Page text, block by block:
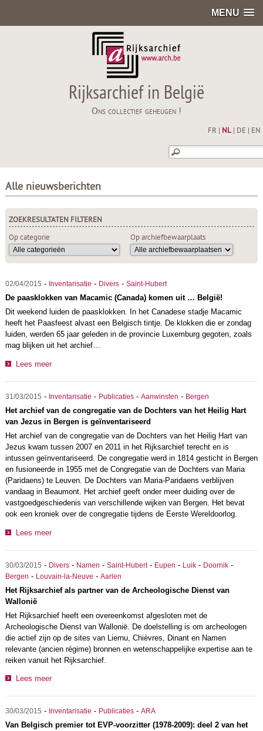
MENU
Rijksarchief in België
Ons collectief geheugen !
FR NL| DE EN
Alle nieuwsberichten
ZOEKRESULTATEN FILTEREN
Op categorie
Op archiefbewaarplaats
02/04/2015 - Inventarisatie - Divers- Saint-Hubert
De paasklokken van Macamic (Canada) komen uit … België!
Dit weekend luiden de paasklokken. In het Canadese stadje Macamic
heeft het Paasfeest alvast een Belgisch tintje. De klokken die er zondag
luiden, werden 65 jaar geleden in de provincie Luxemburg gegoten, zoals
mag blijken uit het archief…
Lees meer
31/03/2015 - Inventarisatie - Publicaties- Aanwinsten - Bergen
Het archief van de congregatie van de Dochters van het Heilig Hart
van Jezus in Bergen is geïnventariseerd
Het archief van de congregatie van de Dochters van het Heilig Hart van
Jezus kwam tussen 2007 en 2011 in het Rijksarchief terecht en is
intussen geïnventariseerd. De congregatie werd in 1814 gesticht in Bergen
en fusioneerde in 1955 met de Congregatie van de Dochters van Maria
(Paridaens) te Leuven. De Dochters van Maria-Paridaens verblijven
vandaag in Beaumont. Het archief geeft onder meer duiding over de
vastgoedgeschiedenis van verschillende wijken van Bergen. Het bevat
ook een kroniek over de congregatie tijdens de Eerste Wereldoorlog.
Lees meer
30/03/2015 - Divers- Namen - Saint-Hubert- Eupen - Luik- Doornik-
Bergen - Louvain-la-Neuve - Aarlen
Het Rijksarchief als partner van de Archeologische Dienst van
Wallonië
Het Rijksarchief heeft een overeenkomst afgesloten met de
Archeologische Dienst van Wallonië. De doelstelling is om archeologen
die actief zijn op de sites van Liernu, Chièvres, Dinant en Namen
relevante (ancien régime) bronnen en wetenschappelijke expertise aan te
reiken vanuit het Rijksarchief.
Lees meer
30/03/2015 - Inventarisatie - Publicaties- ARA
Van Belgisch premier tot EVP-voorzitter (1978-2009): deel 2 van het